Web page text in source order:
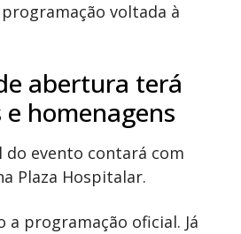
voltada à
abertura terá
homenagens
evento contará com
Plaza Hospitalar.
a programação oficial. Já